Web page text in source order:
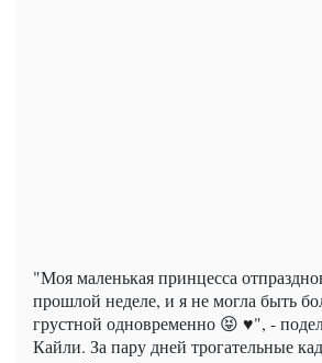
"Моя маленькая принцесса
прошлой неделе, и я не могла быть
грустной одновременно 😝 ♥", -
Кайли. За пару дней трогательные